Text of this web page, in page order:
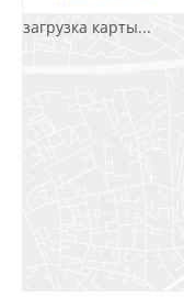
загрузка карты...